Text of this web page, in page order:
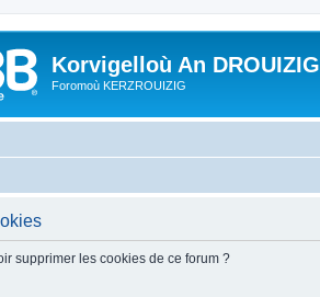
Korvigelloù An DROUIZIG
Foromoù KERZROUIZIG
supprimer les cookies de ce forum ?